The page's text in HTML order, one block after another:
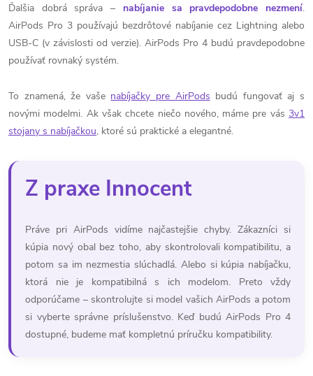
Ďalšia dobrá správa – nabíjanie sa pravdepodobne nezmení.
AirPods Pro 3 používajú bezdrôtové nabíjanie cez Lightning alebo
USB-C (v závislosti od verzie). AirPods Pro 4 budú pravdepodobne
používať rovnaký systém.
To znamená, že vaše nabíjačky pre AirPods budú fungovať aj s
novými modelmi. Ak však chcete niečo nového, máme pre vás 3v1
stojany s nabíjačkou, ktoré sú praktické a elegantné.
Z praxe Innocent
Práve pri AirPods vidíme najčastejšie chyby. Zákazníci si
kúpia nový obal bez toho, aby skontrolovali kompatibilitu, a
potom sa im nezmestia slúchadlá. Alebo si kúpia nabíjačku,
ktorá nie je kompatibilná s ich modelom. Preto vždy
odporúčame – skontrolujte si model vašich AirPods a potom
si vyberte správne príslušenstvo. Keď budú AirPods Pro 4
dostupné, budeme mať kompletnú príručku kompatibility.